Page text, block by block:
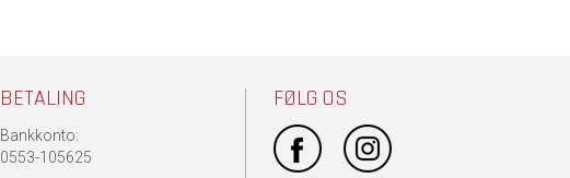
BETALING
Bankkonto:
0553-105625
FØLG OS